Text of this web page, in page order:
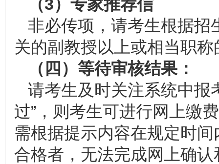
（3 ）专家推荐信
非必传项，请考生根据招
关的副教授以上或相当职
（四）等待审核结果：
请考生及时关注系统中报
过”，则考生可进行网上缴
需根据提示内容在规定时
合格者，无法完成网上确